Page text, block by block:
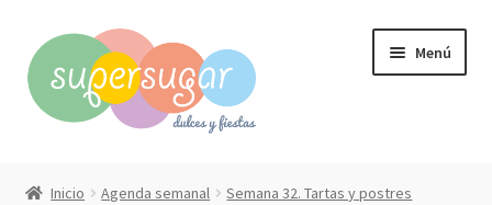
a
la
navegación
al
contenido
Menú
Inicio Agenda semanal
Semana 32. Tartas y postres